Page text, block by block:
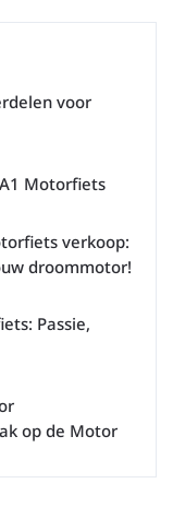
voor
Motorfiets
verkoop:
droommotor!
Passie,
op de Motor